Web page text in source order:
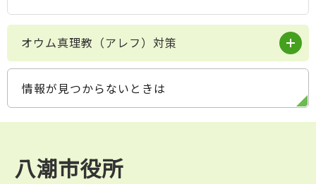
オウム真理教（アレフ）対策
情報が見つからないときは
八潮市役所